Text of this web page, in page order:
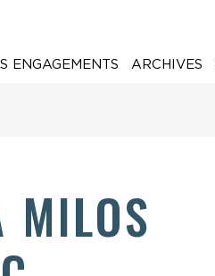
ENGAGEMENTS ARCHIVES
MILOS